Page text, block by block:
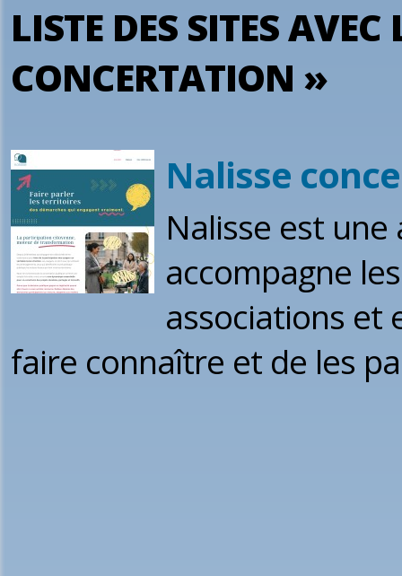
LISTE DES SITES
CONCERTATION »
Nalisse
Nalisse est
accompagne
associations et
faire connaître et de les